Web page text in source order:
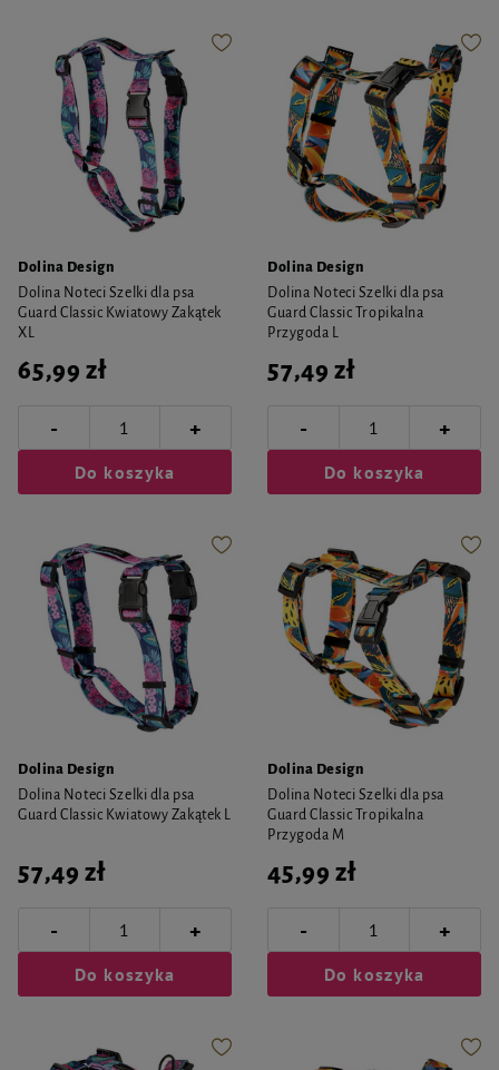
Dolina Design
Dolina Noteci Szelki dla psa
Guard Classic Kwiatowy Zakątek
XL
65,99 zł
- +
Do koszyka
Dolina Design
Dolina Noteci Szelki dla psa
Guard Classic Tropikalna
Przygoda L
57,49 zł
- +
Do koszyka
Dolina Design
Dolina Noteci Szelki dla psa
Guard Classic Kwiatowy Zakątek L
57,49 zł
- +
Do koszyka
Dolina Design
Dolina Noteci Szelki dla psa
Guard Classic Tropikalna
Przygoda M
45,99 zł
- +
Do koszyka